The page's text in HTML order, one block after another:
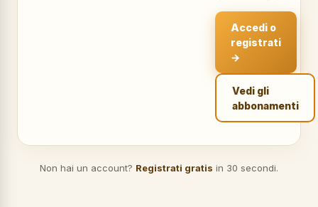
Accedi o
registrati
→
Vedi gli
abbonamenti
Non hai un account? Registrati gratis in 30 secondi.